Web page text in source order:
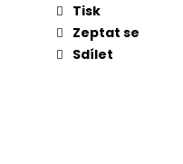
Tisk
Zeptat se
Sdílet